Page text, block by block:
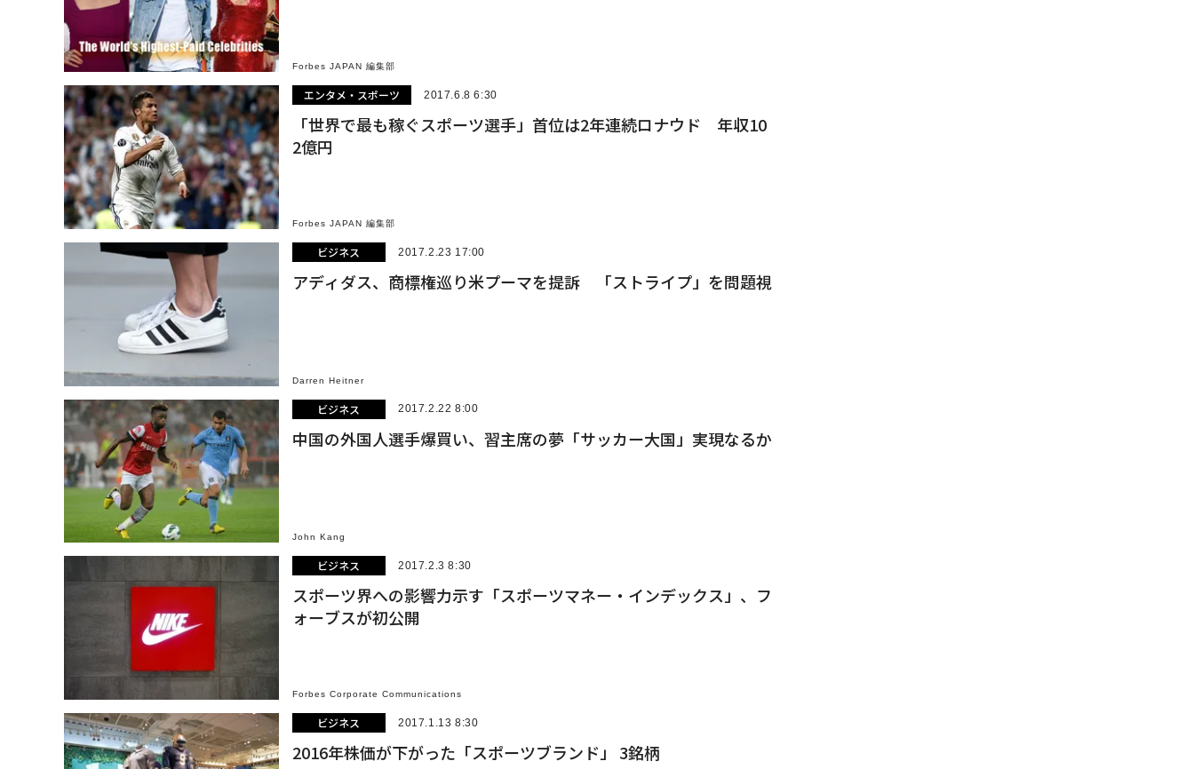
Forbes JAPAN 編集部
エンタメ・スポーツ 2017.6.8 6:30
「世界で最も稼ぐスポーツ選手」首位は2年連続ロナウド 年収10
2億円
Forbes JAPAN 編集部
ビジネス 2017.2.23 17:00
アディダス、商標権巡り米プーマを提訴 「ストライプ」を問題視
Darren Heitner
ビジネス 2017.2.22 8:00
中国の外国人選手爆買い、習主席の夢「サッカー大国」実現なるか
John Kang
ビジネス 2017.2.3 8:30
スポーツ界への影響力示す「スポーツマネー・インデックス」、フ
ォーブスが初公開
Forbes Corporate Communications
ビジネス 2017.1.13 8:30
2016年株価が下がった「スポーツブランド」 3銘柄